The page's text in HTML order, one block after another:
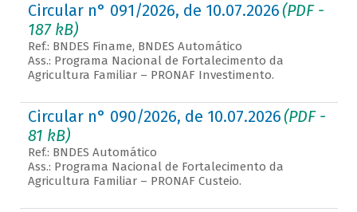
Circular n° 091/2026, de 10.07.2026(PDF -
187 kB)
Ref.: BNDES Finame, BNDES Automático
Ass.: Programa Nacional de Fortalecimento da
Agricultura Familiar – PRONAF Investimento.
Circular n° 090/2026, de 10.07.2026(PDF -
81 kB)
Ref.: BNDES Automático
Ass.: Programa Nacional de Fortalecimento da
Agricultura Familiar – PRONAF Custeio.